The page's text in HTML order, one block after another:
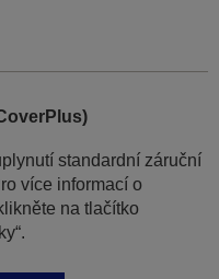
standardní záruční
více informací o
na tlačítko